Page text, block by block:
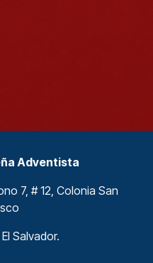
Adventista
7, # 12, Colonia San
Salvador.